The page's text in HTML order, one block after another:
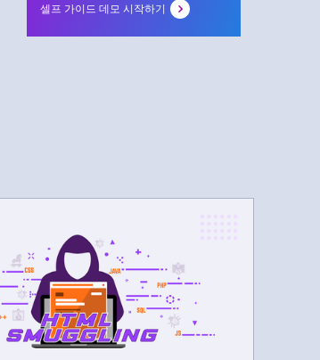
셀프 가이드 데모 시작하기